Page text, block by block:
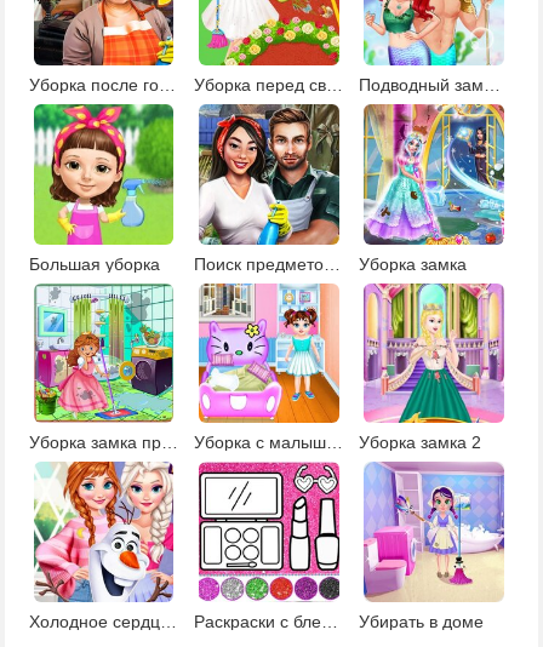
Уборка после гостей Уборка перед свадьбой
Большая уборка Поиск предметов уборка дома Уборка замка
Уборка замка принцессы Уборка с малышкой Тейлор Уборка замка 2
Холодное сердце: день в королевстве Раскраски с блестками и нейл-арт Убирать в доме